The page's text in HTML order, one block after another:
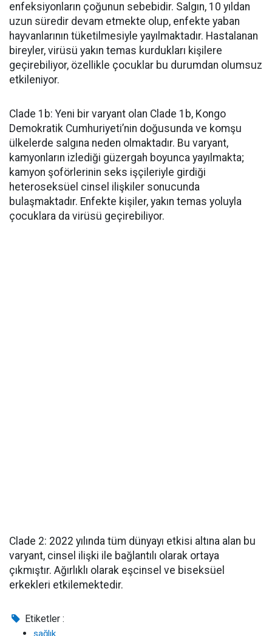
enfeksiyonların çoğunun sebebidir. Salgın, 10 yıldan
uzun süredir devam etmekte olup, enfekte yaban
hayvanlarının tüketilmesiyle yayılmaktadır. Hastalanan
bireyler, virüsü yakın temas kurdukları kişilere
geçirebiliyor, özellikle çocuklar bu durumdan olumsuz
etkileniyor.
Clade 1b: Yeni bir varyant olan Clade 1b, Kongo
Demokratik Cumhuriyeti’nin doğusunda ve komşu
ülkelerde salgına neden olmaktadır. Bu varyant,
kamyonların izlediği güzergah boyunca yayılmakta;
kamyon şoförlerinin seks işçileriyle girdiği
heteroseksüel cinsel ilişkiler sonucunda
bulaşmaktadır. Enfekte kişiler, yakın temas yoluyla
çocuklara da virüsü geçirebiliyor.
Clade 2: 2022 yılında tüm dünyayı etkisi altına alan bu
varyant, cinsel ilişki ile bağlantılı olarak ortaya
çıkmıştır. Ağırlıklı olarak eşcinsel ve biseksüel
erkekleri etkilemektedir.
Etiketler :
sağlık